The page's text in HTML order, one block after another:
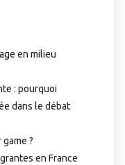
en milieu
: pourquoi
dans le débat
?
en France